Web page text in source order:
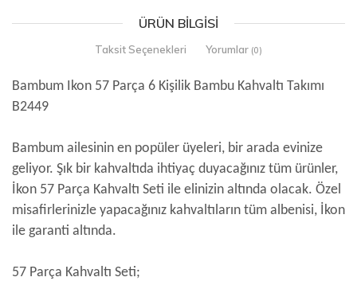
ÜRÜN BILGISI
Taksit Seçenekleri Yorumlar (0)
Bambum Ikon 57 Parça 6 Kişilik Bambu Kahvaltı Takımı
B2449
Bambum ailesinin en popüler üyeleri, bir arada evinize
geliyor. Şık bir kahvaltıda ihtiyaç duyacağınız tüm ürünler,
İkon 57 Parça Kahvaltı Seti ile elinizin altında olacak. Özel
misafirlerinizle yapacağınız kahvaltıların tüm albenisi, İkon
ile garanti altında.
57 Parça Kahvaltı Seti;